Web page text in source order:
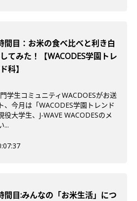
間目：お米の食べ比べと利き白
てみた！【WACODES学園トレ
科】
学生コミュニティWACDOESがお送
、今月は「WACODES学園トレンド
大学生、J-WAVE WACODESのメ
...
間目:みんなの「お米生活」につ